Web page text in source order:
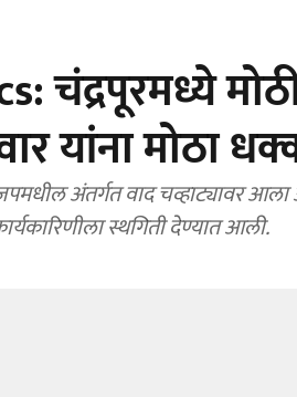
चंद्रपूरमध्ये
यांना मोठा
अंतर्गत वाद चव्हाट्यावर आला
स्थगिती देण्यात आली.